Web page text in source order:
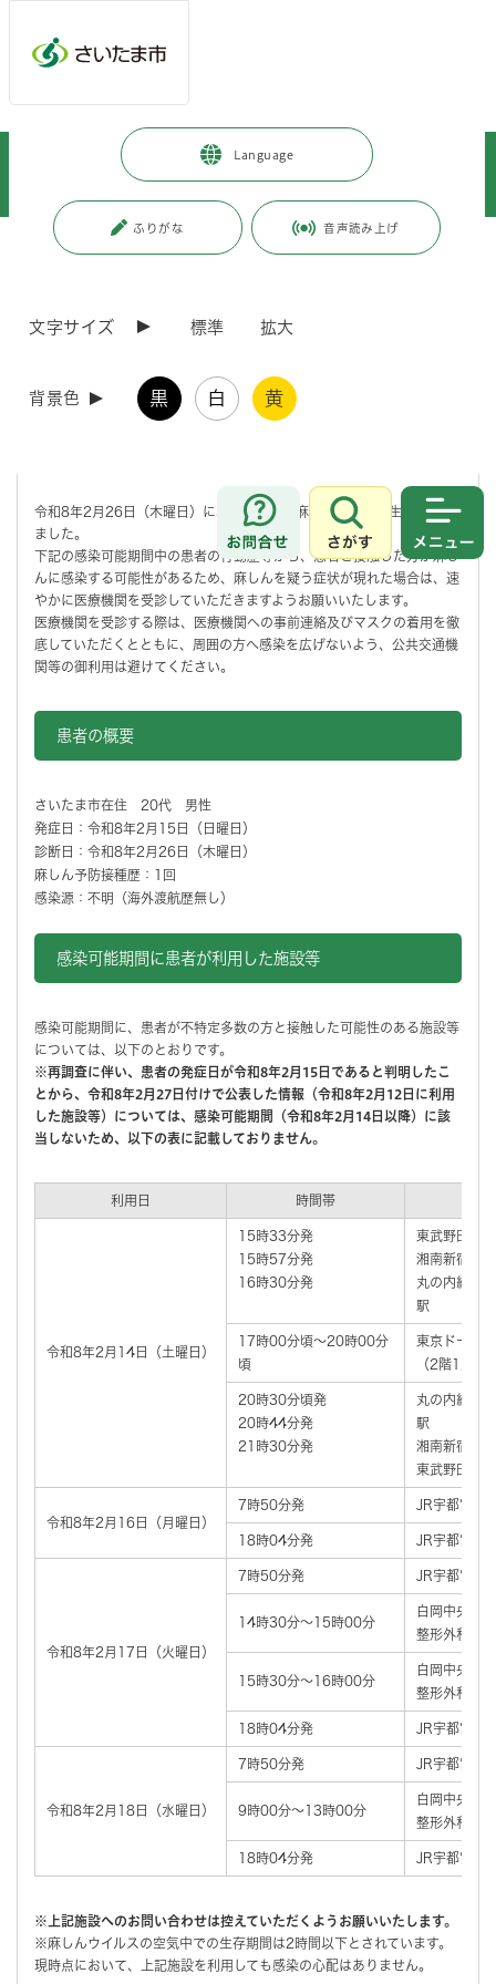
Language
ふりがな 音声読み上げ
文字サイズ 標準 拡大
背景色 黒 白 黄
お問合せ
さがす
市政情報 広報・報道 > 記者への情報提供
>
更新日付：2026年3月2日 / ページ番号：C128705
注意喚起【続報】
本件は2月27日にお知らせした患者と同一患者となりますが、患者から
行動歴について追加の申告があったため、再調査を行い収集した情報を
提供するものです。
令和8年2月26日（木曜日）に、市内で修飾麻しん患者の発生を確認し
ました。
下記の感染可能期間中の患者の行動歴等から、患者と接触した方が麻し
んに感染する可能性があるため、麻しんを疑う症状が現れた場合は、速
やかに医療機関を受診していただきますようお願いいたします。
医療機関を受診する際は、医療機関への事前連絡及びマスクの着用を徹
底していただくとともに、周囲の方へ感染を広げないよう、公共交通機
関等の御利用は避けてください。
患者の概要
さいたま市在住 20代 男性
発症日：令和8年2月15日（日曜日）
診断日：令和8年2月26日（木曜日）
麻しん予防接種歴：1回
感染源：不明（海外渡航歴無し）
感染可能期間に患者が利用した施設等
感染可能期間に、患者が不特定多数の方と接触した可能性のある施設等
については、以下のとおりです。
※再調査に伴い、患者の発症日が令和8年2月15日であると判明したこ
とから、令和8年2月27日付けで公表した情報（令和8年2月12日に利用
した施設等）については、感染可能期間（令和8年2月14日以降）に該
当しないため、以下の表に記載しておりません。
利用日 時間帯
令和8年2月14日（土曜日）
15時33分発
15時57分発
16時30分発
東武野田
湘南新宿ラ
丸の内線
駅
17時00分頃～20時00分
頃
東京ドーム
（2階1塁側
20時30分頃発
20時44分発
21時30分発
丸の内線
駅
湘南新宿ラ
東武野田
令和8年2月16日（月曜日）
7時50分発 JR宇都宮
18時04分発 JR宇都宮
令和8年2月17日（火曜日）
7時50分発 JR宇都宮
14時30分～15時00分
白岡中央総
整形外科外来
15時30分～16時00分
白岡中央総
整形外科外来
18時04分発 JR宇都宮
令和8年2月18日（水曜日）
7時50分発 JR宇都宮
9時00分～13時00分
白岡中央総
整形外科外来
18時04分発 JR宇都宮
※上記施設へのお問い合わせは控えていただくようお願いいたします。
※麻しんウイルスの空気中での生存期間は2時間以下とされています。
現時点において、上記施設を利用しても感染の心配はありません。